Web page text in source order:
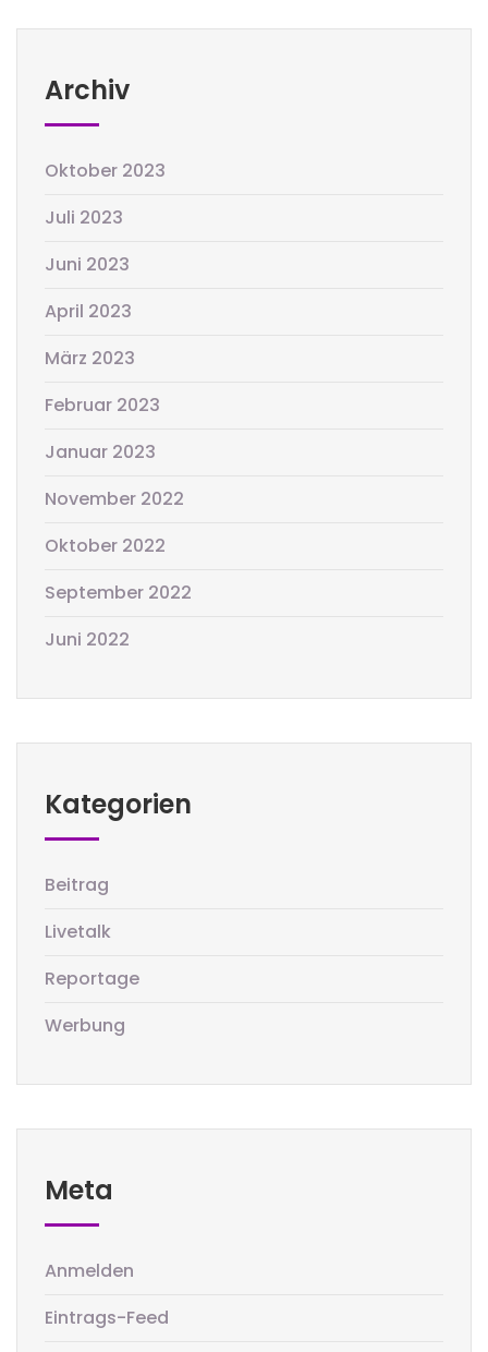
Archiv
Oktober 2023
Juli 2023
Juni 2023
April 2023
März 2023
Februar 2023
Januar 2023
November 2022
Oktober 2022
September 2022
Juni 2022
Kategorien
Beitrag
Livetalk
Reportage
Werbung
Meta
Anmelden
Eintrags-Feed